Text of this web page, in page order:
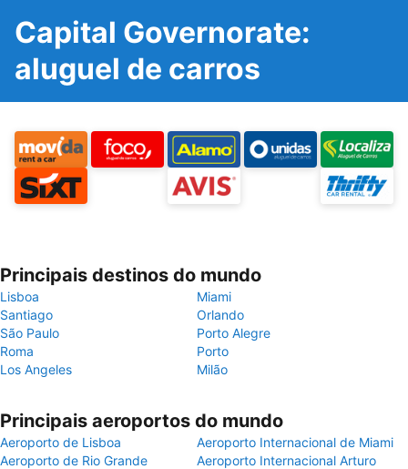
Capital Governorate:
aluguel de carros
Principais destinos do mundo
Lisboa
Miami
Santiago
Orlando
São Paulo
Porto Alegre
Roma
Porto
Los Angeles
Milão
Principais aeroportos do mundo
Aeroporto de Lisboa
Aeroporto Internacional de Miami
Aeroporto de Rio Grande
Aeroporto Internacional Arturo